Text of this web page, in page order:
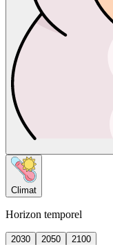
Climat
Horizon temporel
2030 2050
2100